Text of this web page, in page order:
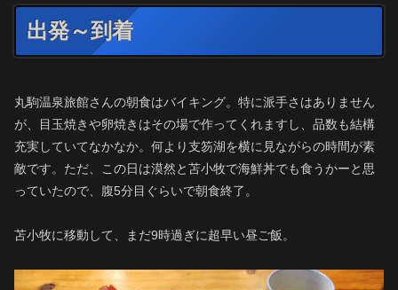
出発～到着
丸駒温泉旅館さんの朝食はバイキング。特に派手さはありません
が、目玉焼きや卵焼きはその場で作ってくれますし、品数も結構
充実していてなかなか。何より支笏湖を横に見ながらの時間が素
敵です。ただ、この日は漠然と苫小牧で海鮮丼でも食うかーと思
っていたので、腹5分目ぐらいで朝食終了。
苫小牧に移動して、まだ9時過ぎに超早い昼ご飯。